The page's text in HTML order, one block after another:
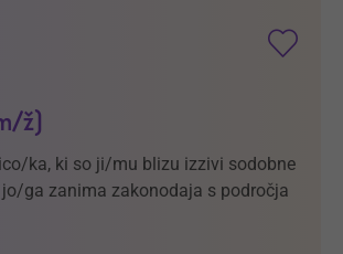
ž)
ka, ki so ji/mu blizu izzivi sodobne
ga zanima zakonodaja s področja